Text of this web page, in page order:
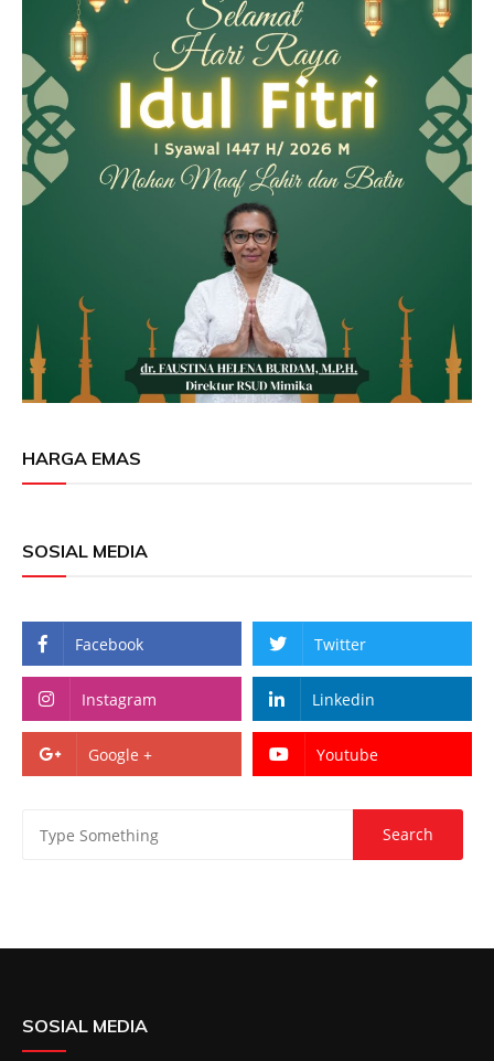
HARGA EMAS
SOSIAL MEDIA
Facebook Twitter
Instagram Linkedin
Google + Youtube
SOSIAL MEDIA